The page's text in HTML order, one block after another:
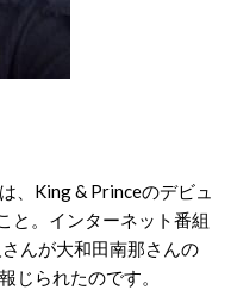
、King & Princeのデビュ
と。インターネット番組
んが大和田南那さんの
じられたのです。